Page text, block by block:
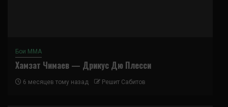
Бои ММА
Хамзат Чимаев — Дрикус Дю Плесси
6 месяцев тому назад Решит Сабитов